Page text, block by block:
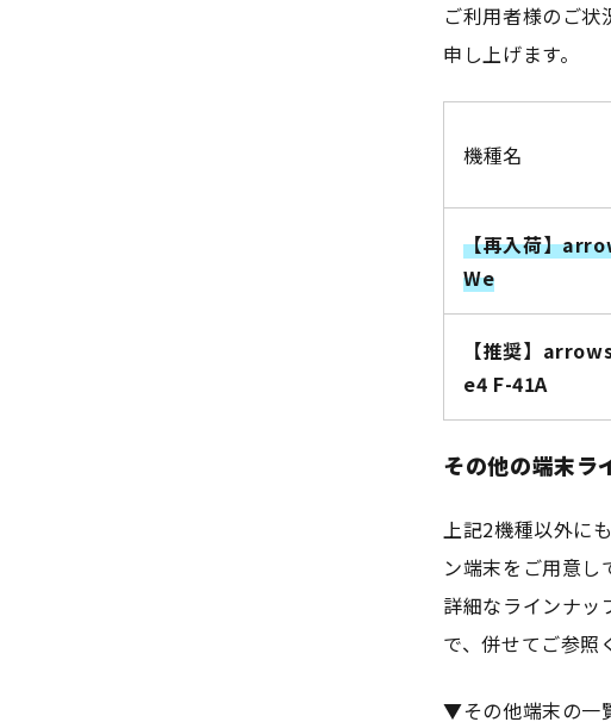
ご利用者様のご
申し上げます。
機種名
【再入荷】
We
【推奨】
e4 F-41A
その他の端末ラ
上記2機種以外に
ン端末をご用意し
詳細なラインナッ
で、併せてご参照
▼その他端末の一